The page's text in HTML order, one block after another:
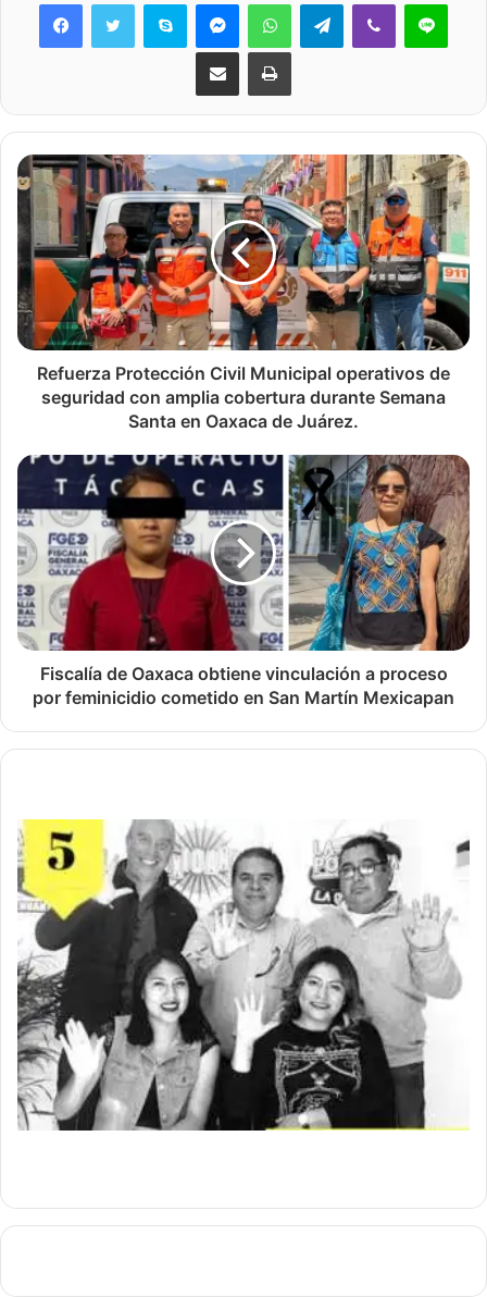
Share via Email Print
Refuerza Protección Civil Municipal operativos de
seguridad con amplia cobertura durante Semana
Santa en Oaxaca de Juárez.
Fiscalía de Oaxaca obtiene vinculación a proceso
por feminicidio cometido en San Martín Mexicapan